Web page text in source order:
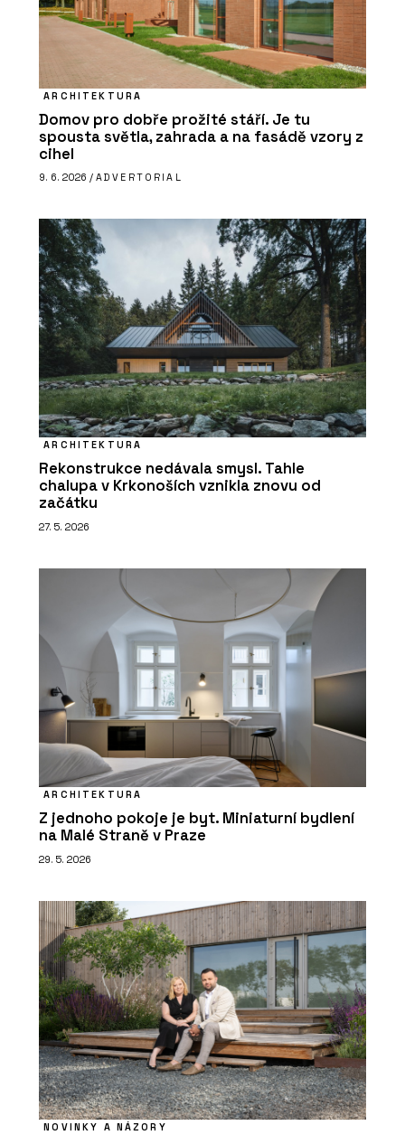
ARCHITEKTURA
Domov pro dobře prožité stáří. Je tu
spousta světla, zahrada a na fasádě vzory z
cihel
9. 6. 2026 / ADVERTORIAL
ARCHITEKTURA
Rekonstrukce nedávala smysl. Tahle
chalupa v Krkonoších vznikla znovu od
začátku
27. 5. 2026
ARCHITEKTURA
Z jednoho pokoje je byt. Miniaturní bydlení
na Malé Straně v Praze
29. 5. 2026
NOVINKY A NÁZORY